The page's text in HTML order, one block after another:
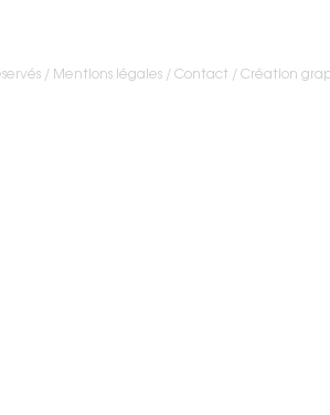
/ Mentions légales Contact /Création